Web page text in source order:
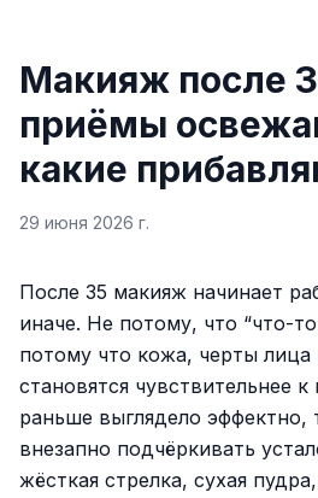
Макияж после
приёмы
какие
29 июня 2026 г.
После 35 макияж начинает
иначе. Не потому, что “что-
потому что кожа, черты
становятся чувствительнее к
раньше выглядело эффектно,
внезапно подчёркивать
жёсткая стрелка, сухая